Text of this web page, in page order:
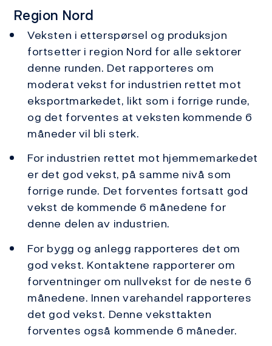
Region Nord
Veksten i etterspørsel og produksjon
fortsetter i region Nord for alle sektorer
denne runden. Det rapporteres om
moderat vekst for industrien rettet mot
eksportmarkedet, likt som i forrige runde,
og det forventes at veksten kommende 6
måneder vil bli sterk.
For industrien rettet mot hjemmemarkedet
er det god vekst, på samme nivå som
forrige runde. Det forventes fortsatt god
vekst de kommende 6 månedene for
denne delen av industrien.
For bygg og anlegg rapporteres det om
god vekst. Kontaktene rapporterer om
forventninger om nullvekst for de neste 6
månedene. Innen varehandel rapporteres
det god vekst. Denne veksttakten
forventes også kommende 6 måneder.